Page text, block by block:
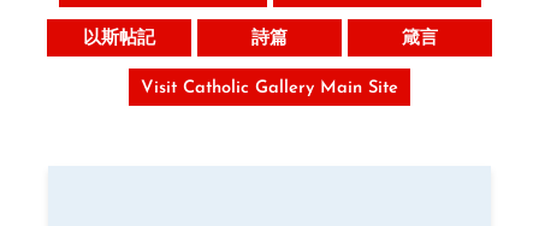
以斯帖記 詩篇 箴言
Visit Catholic Gallery Main Site